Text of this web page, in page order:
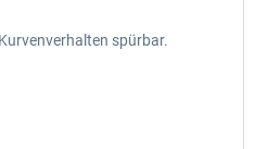
spürbar.